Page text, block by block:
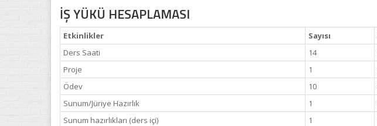
İŞ YÜKÜ HESAPLAMASI
Etkinlikler Sayısı
Ders Saati
14
Proje
1
Ödev
10
Sunum/Jüriye Hazırlık
1
Sunum hazırlıkları (ders içi)
1